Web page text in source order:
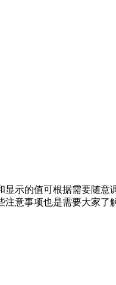
示的值可根据需要随意
意事项也是需要大家了